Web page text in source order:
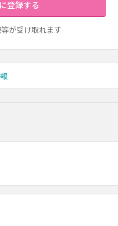
登録する
が受け取れます